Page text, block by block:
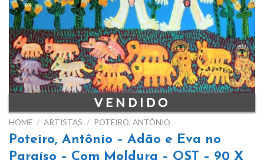
HOME / ARTISTAS / POTEIRO, ANTÔNIO
Poteiro, Antônio – Adão e Eva no
Paraíso – Com Moldura – OST – 90 X